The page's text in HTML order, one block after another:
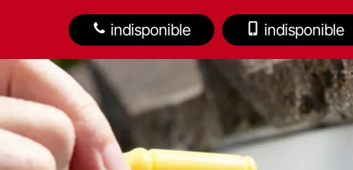
indisponible indisponible